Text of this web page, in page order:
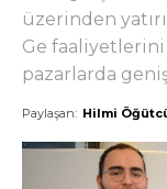
üzerinden
Ge
pazarlarda
Paylaşan: Hilmi